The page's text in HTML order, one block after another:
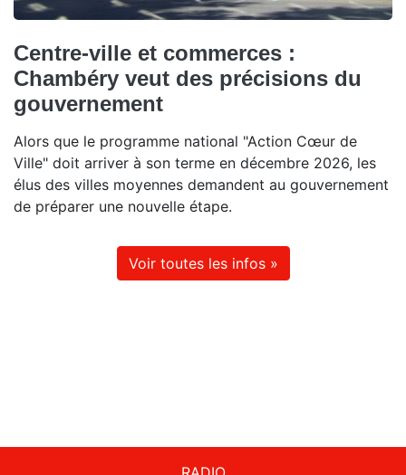
Centre-ville et commerces :
Chambéry veut des précisions du
gouvernement
Alors que le programme national "Action Cœur de
Ville" doit arriver à son terme en décembre 2026, les
élus des villes moyennes demandent au gouvernement
de préparer une nouvelle étape.
Voir toutes les infos »